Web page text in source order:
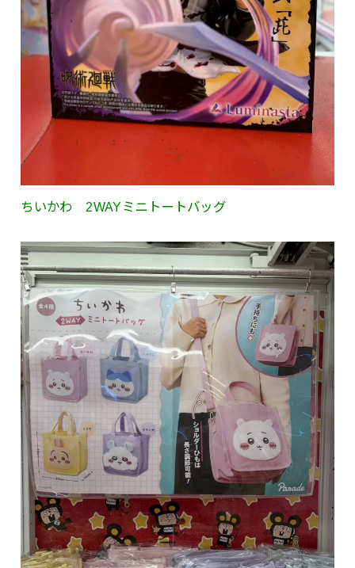
ちいかわ 2WAYミニトートバッグ